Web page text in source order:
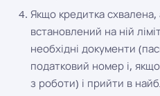
Якщо кредитка
встановлений на ній
необхідні документи
податковий номер і,
з роботи) і прийти в